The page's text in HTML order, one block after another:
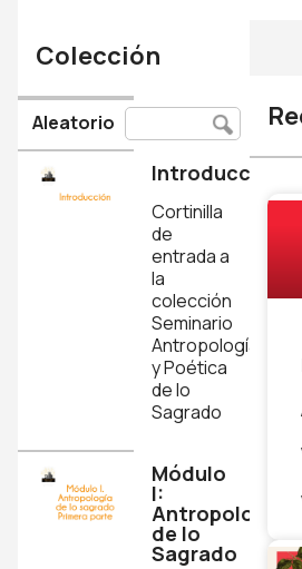
Colección
Aleatorio
Introducción
Cortinilla
de
entrada a
la
colección
Seminario
Antropología
y Poética
de lo
Sagrado
Módulo
I:
Antropología
de lo
Sagrado